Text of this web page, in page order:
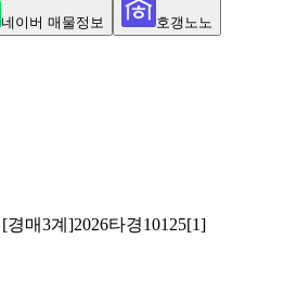
네이버 매물정보
호갱노노
[경매3계]2026타경10125[1]